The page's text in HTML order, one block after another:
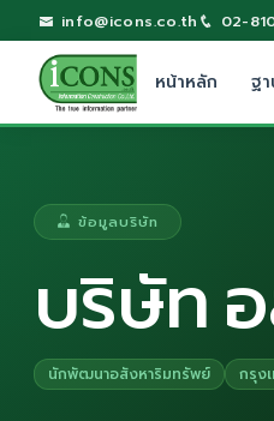
info@icons.co.th 02-
หน้าหลัก ฐ
ข้อมูลบริษัท
บริษัท
นักพัฒนาอสังหาริมทรัพย์ กรุง